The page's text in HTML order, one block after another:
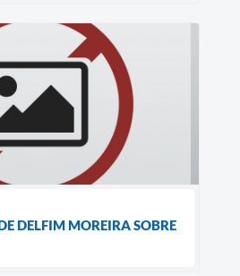
DELFIM MOREIRA SOBRE